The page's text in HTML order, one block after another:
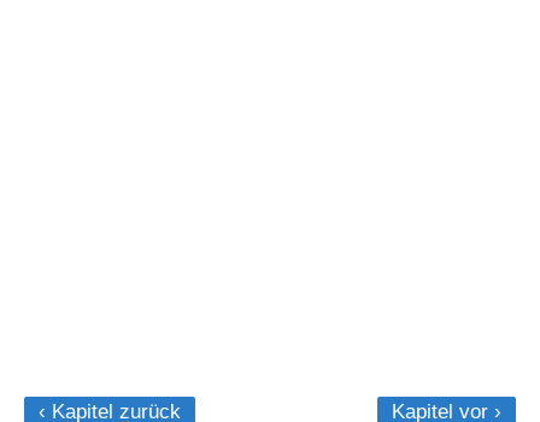
‹ Kapitel zurück
Kapitel vor ›